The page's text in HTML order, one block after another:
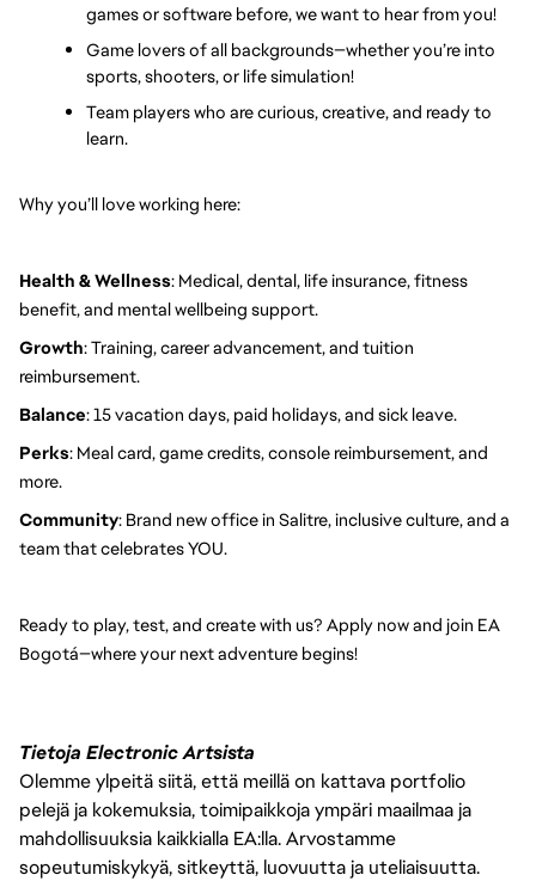
games or software before, we want to hear from you!
Game lovers of all backgrounds—whether you’re into
sports, shooters, or life simulation!
Team players who are curious, creative, and ready to
learn.
Why you’ll love working here:
Health & Wellness: Medical, dental, life insurance, fitness
benefit, and mental wellbeing support.
Growth: Training, career advancement, and tuition
reimbursement.
Balance: 15 vacation days, paid holidays, and sick leave.
Perks: Meal card, game credits, console reimbursement, and
more.
Community: Brand new office in Salitre, inclusive culture, and a
team that celebrates YOU.
Ready to play, test, and create with us? Apply now and join EA
Bogotá—where your next adventure begins!
Tietoja Electronic Artsista
Olemme ylpeitä siitä, että meillä on kattava portfolio
pelejä ja kokemuksia, toimipaikkoja ympäri maailmaa ja
mahdollisuuksia kaikkialla EA:lla. Arvostamme
sopeutumiskykyä, sitkeyttä, luovuutta ja uteliaisuutta.